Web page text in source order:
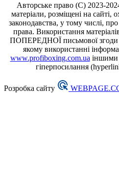
Авторське право (С) 2023-
матеріали, розміщені на сайті,
законодавства, у тому числі,
права. Використання
ПОПЕРЕДНОЇ письмової
якому використанні
www.profiboxing.com.ua іншими
гіперпосилання
Розробка сайту